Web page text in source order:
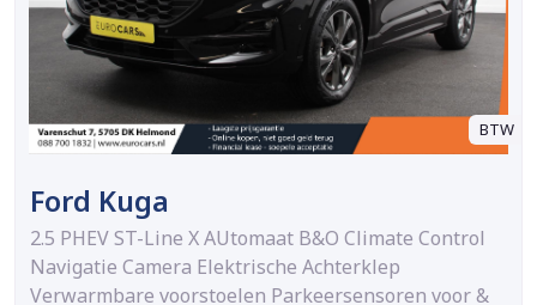
BTW
Ford Kuga
2.5 PHEV ST-Line X AUtomaat B&O Climate Control
Navigatie Camera Elektrische Achterklep
Verwarmbare voorstoelen Parkeersensoren voor &